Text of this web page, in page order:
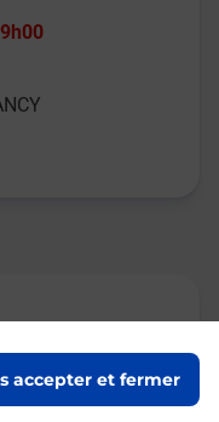
accepter et fermer